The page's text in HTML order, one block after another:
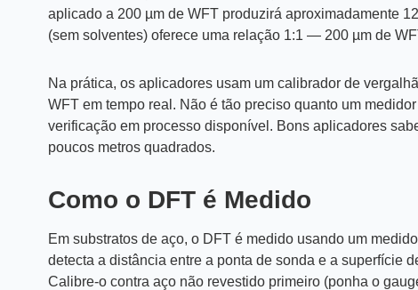
aplicado a 200 µm de WFT produzirá aproximadamente
(sem solventes) oferece uma relação 1:1 — 200 µm de
Na prática, os aplicadores usam um calibrador de
WFT em tempo real. Não é tão preciso quanto um
verificação em processo disponível. Bons aplicadores
poucos metros quadrados.
Como o DFT é Medido
Em substratos de aço, o DFT é medido usando um
detecta a distância entre a ponta de sonda e a superfície
Calibre-o contra aço não revestido primeiro (ponha o